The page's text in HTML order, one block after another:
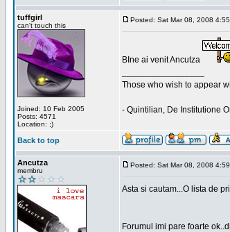
tuffgirl
can't touch this
Joined: 10 Feb 2005
Posts: 4571
Location: ;)
Posted: Sat Mar 08, 2008
BIne ai venit Ancutza
Those who wish to appear
- Quintilian, De Institutione
Back to top
Ancutza
membru
Posted: Sat Mar 08, 2008
Asta si cautam...O lista de
Forumul imi pare foarte